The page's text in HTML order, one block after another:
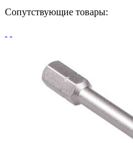
Сопутствующие товары: